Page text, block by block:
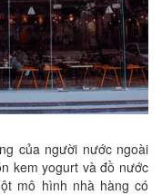
của người nước ngoài
kem yogurt và đồ nước
mô hình nhà hàng có